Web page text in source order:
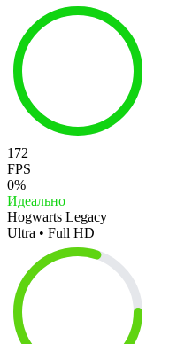
172
FPS
0%
Идеально
Hogwarts Legacy
Ultra • Full HD